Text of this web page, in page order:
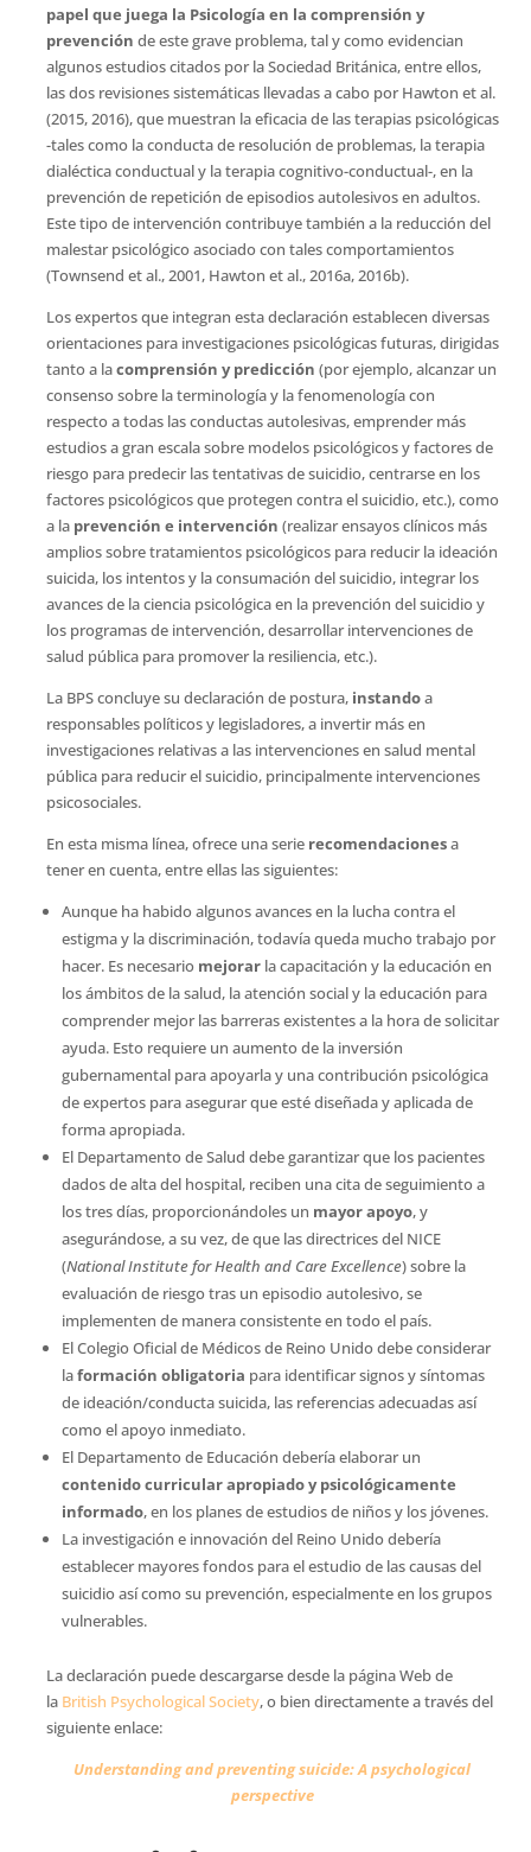
papel que juega la Psicología en la comprensión y
prevención de este grave problema, tal y como evidencian
algunos estudios citados por la Sociedad Británica, entre ellos,
las dos revisiones sistemáticas llevadas a cabo por Hawton et al.
(2015, 2016), que muestran la eficacia de las terapias psicológicas
-tales como la conducta de resolución de problemas, la terapia
dialéctica conductual y la terapia cognitivo-conductual-, en la
prevención de repetición de episodios autolesivos en adultos.
Este tipo de intervención contribuye también a la reducción del
malestar psicológico asociado con tales comportamientos
(Townsend et al., 2001, Hawton et al., 2016a, 2016b).
Los expertos que integran esta declaración establecen diversas
orientaciones para investigaciones psicológicas futuras, dirigidas
tanto a lacomprensión y predicción (por ejemplo, alcanzar un
consenso sobre la terminología y la fenomenología con
respecto a todas las conductas autolesivas, emprender más
estudios a gran escala sobre modelos psicológicos y factores de
riesgo para predecir las tentativas de suicidio, centrarse en los
factores psicológicos que protegen contra el suicidio, etc.), como
a la prevención e intervención (realizar ensayos clínicos más
amplios sobre tratamientos psicológicos para reducir la ideación
suicida, los intentos y la consumación del suicidio, integrar los
avances de la ciencia psicológica en la prevención del suicidio y
los programas de intervención, desarrollar intervenciones de
salud pública para promover la resiliencia, etc.).
La BPS concluye su declaración de postura, instandoa
responsables políticos y legisladores, a invertir más en
investigaciones relativas a las intervenciones en salud mental
pública para reducir el suicidio, principalmente intervenciones
psicosociales.
En esta misma línea, ofrece una serie recomendacionesa
tener en cuenta, entre ellas las siguientes:
Aunque ha habido algunos avances en la lucha contra el
estigma y la discriminación, todavía queda mucho trabajo por
hacer. Es necesario mejorarla capacitación y la educación en
los ámbitos de la salud, la atención social y la educación para
comprender mejor las barreras existentes a la hora de solicitar
ayuda. Esto requiere un aumento de la inversión
gubernamental para apoyarla y una contribución psicológica
de expertos para asegurar que esté diseñada y aplicada de
forma apropiada.
El Departamento de Salud debe garantizar que los pacientes
dados de alta del hospital, reciben una cita de seguimiento a
los tres días, proporcionándoles un mayor apoyo, y
asegurándose, a su vez, de que las directrices del NICE
(National Institute for Health and Care Excellence) sobre la
evaluación de riesgo tras un episodio autolesivo, se
implementen de manera consistente en todo el país.
El Colegio Oficial de Médicos de Reino Unido debe considerar
laformación obligatoria para identificar signos y síntomas
de ideación/conducta suicida, las referencias adecuadas así
como el apoyo inmediato.
El Departamento de Educación debería elaborar un
contenido curricular apropiado y psicológicamente
informado, en los planes de estudios de niños y los jóvenes.
La investigación e innovación del Reino Unido debería
establecer mayores fondos para el estudio de las causas del
suicidio así como su prevención, especialmente en los grupos
vulnerables.
La declaración puede descargarse desde la página Web de
la British Psychological Society, o bien directamente a través del
siguiente enlace:
Understanding and preventing suicide: A psychological
perspective